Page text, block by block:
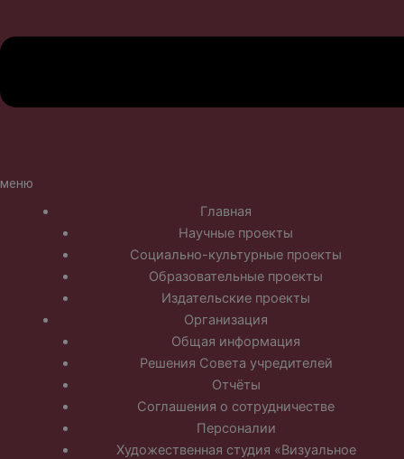
меню
Главная
Научные проекты
Социально-культурные проекты
Образовательные проекты
Издательские проекты
Организация
Общая информация
Решения Совета учредителей
Отчёты
Соглашения о сотрудничестве
Персоналии
Художественная студия «Визуальное